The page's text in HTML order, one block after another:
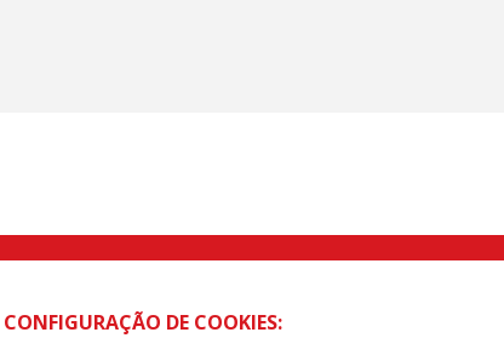
Rua Caetano Pinto nº 575 CEP 03041-000 Brás, São Paulo/SP |
CONFIGURAÇÃO DE COOKIES: